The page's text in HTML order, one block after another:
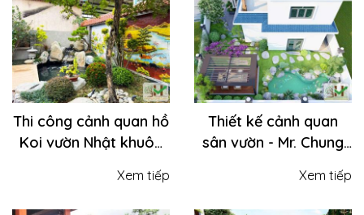
Thi công cảnh quan hồ
Koi vườn Nhật khuôn
Mr.Tuấn – Bắc Ninh
Xem tiếp
Thiết kế cảnh quan
sân vườn - Mr. Chung
Xem tiếp